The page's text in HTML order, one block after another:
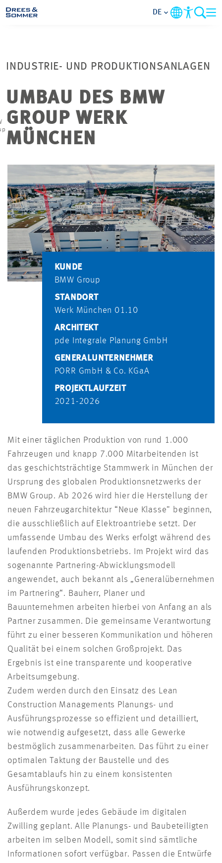
UNTERNEHMEN
IM FOKUS
PROJEKTE
KONTAKT
DE
INDUSTRIE- UND PRODUKTIONSANLAGEN
UMBAU DES BMW
GROUP WERK
MÜNCHEN
KUNDE
BMW Group
STANDORT
Werk München 01.10
ARCHITEKT
pde Integrale Planung GmbH
GENERALUNTERNEHMER
PORR GmbH & Co. KGaA
PROJEKTLAUFZEIT
2021-2026
Mit einer täglichen Produktion von rund 1.000
Fahrzeugen und knapp 7.000 Mitarbeitenden ist
das geschichtsträchtige Stammwerk in München der
Ursprung des globalen Produktionsnetzwerks der
BMW Group. Ab 2026 wird hier die Herstellung der
neuen Fahrzeugarchitektur “Neue Klasse” beginnen,
die ausschließlich auf Elektroantriebe setzt. Der
umfassende Umbau des Werks erfolgt während des
laufenden Produktionsbetriebs. Im Projekt wird das
sogenannte Partnering-Abwicklungsmodell
angewendet, auch bekannt als „Generalübernehmen
im Partnering“. Bauherr, Planer und
Bauunternehmen arbeiten hierbei von Anfang an als
Partner zusammen. Die gemeinsame Verantwortung
führt zu einer besseren Kommunikation und höheren
Qualität bei einem solchen Großprojekt. Das
Ergebnis ist eine transparente und kooperative
Arbeitsumgebung.
Zudem werden durch den Einsatz des Lean
Construction Managements Planungs- und
Ausführungsprozesse so effizient und detailliert,
wie notwendig aufgesetzt, dass alle Gewerke
bestmöglich zusammenarbeiten. Das führt zu einer
optimalen Taktung der Baustelle und des
Gesamtablaufs hin zu einem konsistenten
Ausführungskonzept.
Außerdem wurde jedes Gebäude im digitalen
Zwilling geplant. Alle Planungs- und Baubeteiligten
arbeiten im selben Modell, somit sind sämtliche
Informationen sofort verfügbar. Passen die Entwürfe